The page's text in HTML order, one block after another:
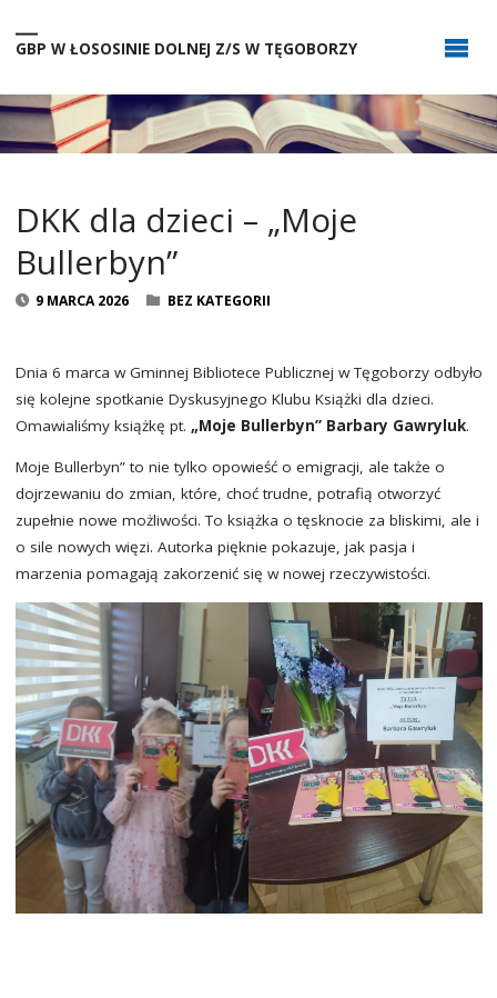
GBP W ŁOSOSINIE DOLNEJ Z/S W TĘGOBORZY
DKK dla dzieci – „Moje
Bullerbyn”
9 MARCA 2026 BEZ KATEGORII
Dnia 6 marca w Gminnej Bibliotece Publicznej w Tęgoborzy odbyło
się kolejne spotkanie Dyskusyjnego Klubu Książki dla dzieci.
Omawialiśmy książkę pt. „Moje Bullerbyn” Barbary Gawryluk.
Moje Bullerbyn” to nie tylko opowieść o emigracji, ale także o
dojrzewaniu do zmian, które, choć trudne, potrafią otworzyć
zupełnie nowe możliwości. To książka o tęsknocie za bliskimi, ale i
o sile nowych więzi. Autorka pięknie pokazuje, jak pasja i
marzenia pomagają zakorzenić się w nowej rzeczywistości.